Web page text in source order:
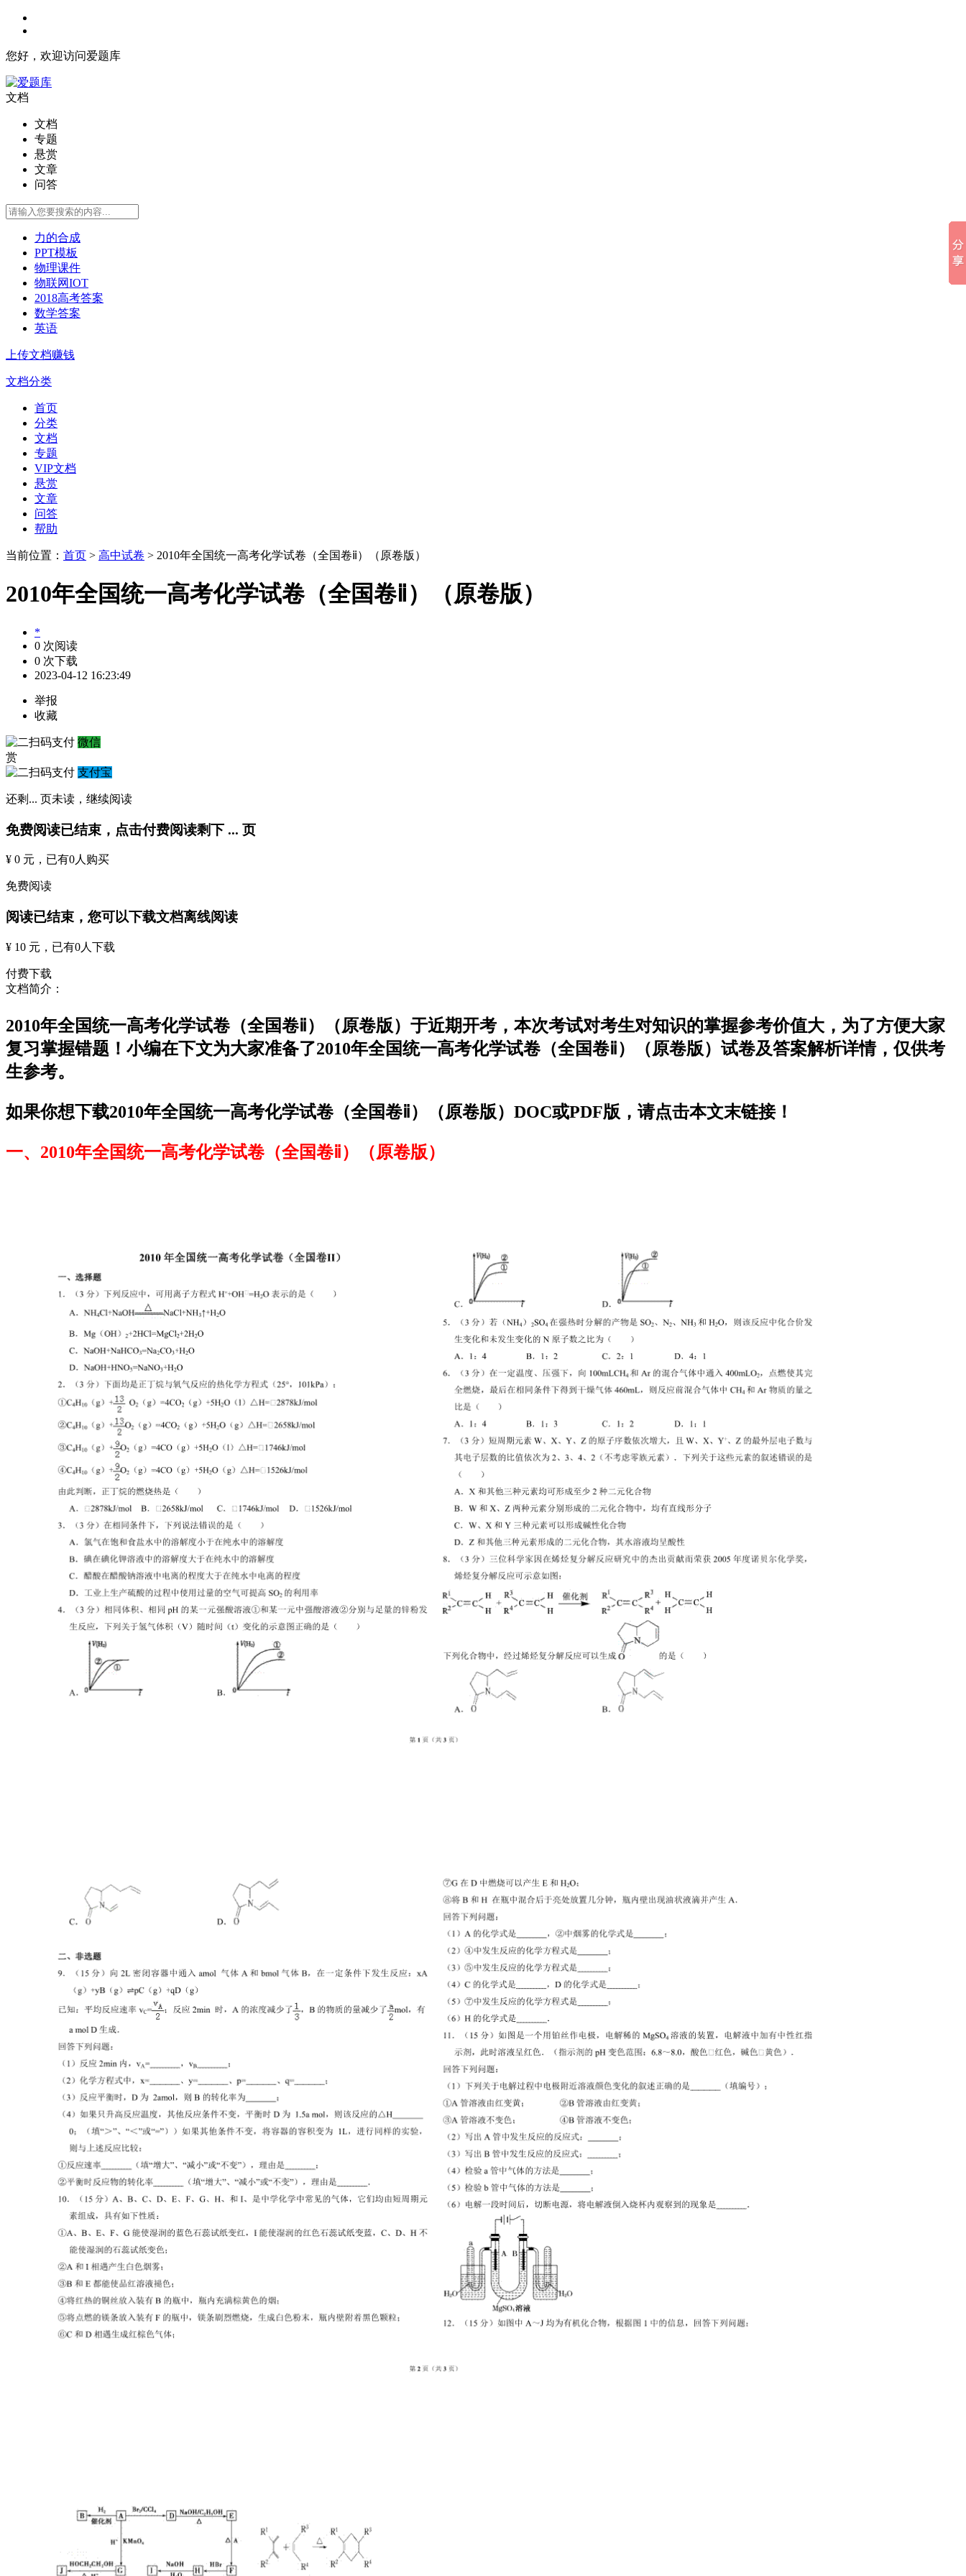
您好，欢迎访问爱题库
文档
文档
专题
悬赏
文章
问答
力的合成
PPT模板
物理课件
物联网IOT
2018高考答案
数学答案
英语
上传文档赚钱
文档分类
首页
分类
文档
专题
VIP文档
悬赏
文章
问答
帮助
当前位置： 首页 > 高中试卷 > 2010年全国统一高考化学试卷（全国卷ⅱ）（原卷版）
2010年全国统一高考化学试卷（全国卷ⅱ）（原卷版）
*
0 次阅读
0 次下载
2023-04-12 16:23:49
举报
收藏
微信
赏
支付宝
还剩 ... 页未读， 继续阅读
免费阅读已结束，点击付费阅读剩下 ... 页
¥ 0 元 ，已有0人购买
免费阅读
阅读已结束，您可以下载文档离线阅读
¥ 10 元 ，已有0人下载
付费下载
文档简介：
2010年全国统一高考化学试卷（全国卷ⅱ）（原卷版）于近期开考，本次考试对考生对知识的掌握参考价值大，为了方便大家
复习掌握错题！小编在下文为大家准备了2010年全国统一高考化学试卷（全国卷ⅱ）（原卷版）试卷及答案解析详情，仅供考
生参考。
如果你想下载2010年全国统一高考化学试卷（全国卷ⅱ）（原卷版）DOC或PDF版，请点击本文末链接！
一、2010年全国统一高考化学试卷（全国卷ⅱ）（原卷版）